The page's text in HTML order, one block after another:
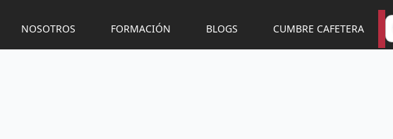
NOSOTROS FORMACIÓN BLOGS CUMBRE CAFETERA